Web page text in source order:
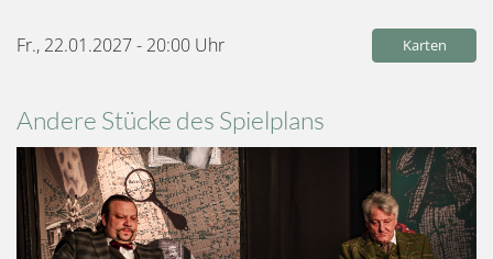
Fr., 22.01.2027 - 20:00 Uhr Karten
Andere Stücke des Spielplans